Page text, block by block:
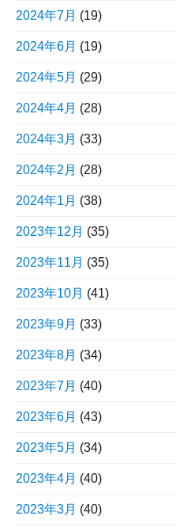
2024年7月 (19)
2024年6月 (19)
2024年5月 (29)
2024年4月 (28)
2024年3月 (33)
2024年2月 (28)
2024年1月 (38)
2023年12月 (35)
2023年11月 (35)
2023年10月 (41)
2023年9月 (33)
2023年8月 (34)
2023年7月 (40)
2023年6月 (43)
2023年5月 (34)
2023年4月 (40)
2023年3月 (40)